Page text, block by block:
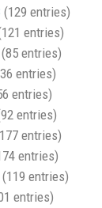
(129 entries)
entries)
(85 entries)
entries)
entries)
entries)
entries)
entries)
(119 entries)
entries)